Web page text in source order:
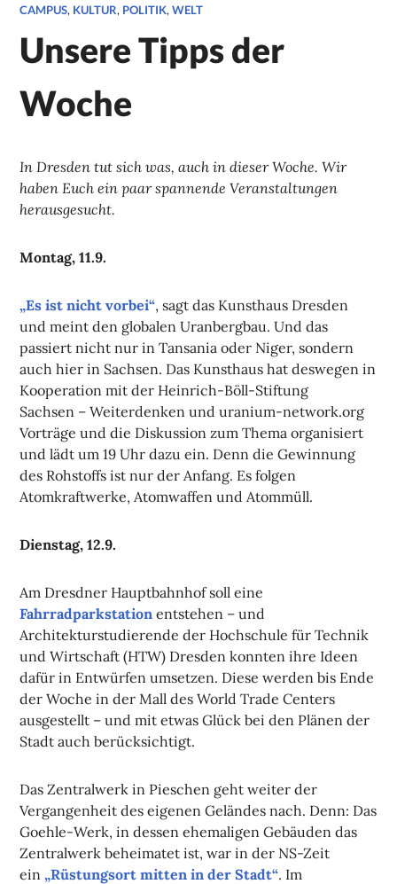
CAMPUS, KULTUR, POLITIK,WELT
Unsere Tipps der
Woche
In Dresden tut sich was, auch in dieser Woche. Wir
haben Euch ein paar spannende Veranstaltungen
herausgesucht.
Montag, 11.9.
„Es ist nicht vorbei“, sagt das Kunsthaus Dresden
und meint den globalen Uranbergbau. Und das
passiert nicht nur in Tansania oder Niger, sondern
auch hier in Sachsen. Das Kunsthaus hat deswegen in
Kooperation mit der Heinrich-Böll-Stiftung
Sachsen – Weiterdenken und uranium-network.org
Vorträge und die Diskussion zum Thema organisiert
und lädt um 19 Uhr dazu ein. Denn die Gewinnung
des Rohstoffs ist nur der Anfang. Es folgen
Atomkraftwerke, Atomwaffen und Atommüll.
Dienstag, 12.9.
Am Dresdner Hauptbahnhof soll eine
Fahrradparkstation entstehen – und
Architekturstudierende der Hochschule für Technik
und Wirtschaft (HTW) Dresden konnten ihre Ideen
dafür in Entwürfen umsetzen. Diese werden bis Ende
der Woche in der Mall des World Trade Centers
ausgestellt – und mit etwas Glück bei den Plänen der
Stadt auch berücksichtigt.
Das Zentralwerk in Pieschen geht weiter der
Vergangenheit des eigenen Geländes nach. Denn: Das
Goehle-Werk, in dessen ehemaligen Gebäuden das
Zentralwerk beheimatet ist, war in der NS-Zeit
ein„Rüstungsort mitten in der Stadt“. Im